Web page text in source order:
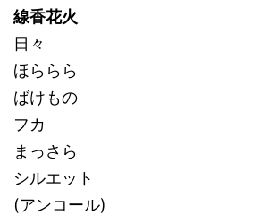
線香花火
日々
ほららら
ばけもの
フカ
まっさら
シルエット
(アンコール)